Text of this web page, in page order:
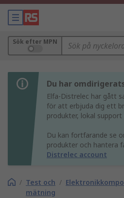
Sök efter MPN
Du har
Elfa-Distrelec har gått
för att erbjuda dig ett
produkter, lokal
Du kan fortfarande se
produkter och hantera
Distrelec account
/ Test och
mätning
/